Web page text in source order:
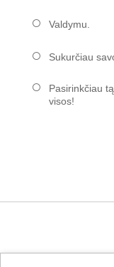
Valdymu.
Sukurčiau
Pasirinkčiau
visos!